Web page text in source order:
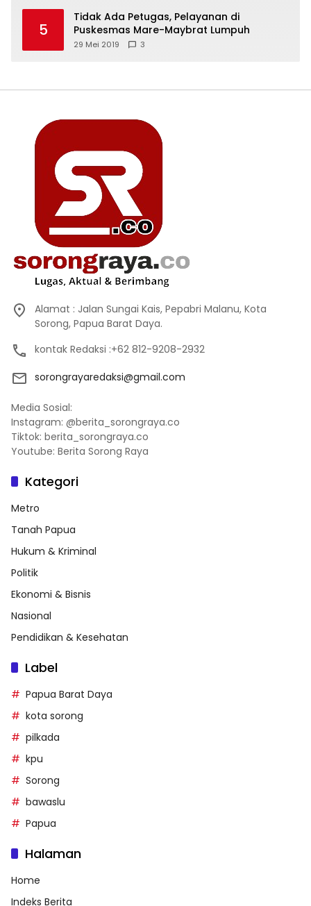
5
Tidak Ada Petugas, Pelayanan di
Puskesmas Mare-Maybrat Lumpuh
29 Mei 2019 3
Alamat : Jalan Sungai Kais, Pepabri Malanu, Kota
Sorong, Papua Barat Daya.
kontak Redaksi :+62 812-9208-2932
sorongrayaredaksi@gmail.com
Media Sosial:
Instagram: @berita_sorongraya.co
Tiktok: berita_sorongraya.co
Youtube: Berita Sorong Raya
Kategori
Metro
Tanah Papua
Hukum & Kriminal
Politik
Ekonomi & Bisnis
Nasional
Pendidikan & Kesehatan
Label
Papua Barat Daya
kota sorong
pilkada
kpu
Sorong
bawaslu
Papua
Halaman
Home
Indeks Berita